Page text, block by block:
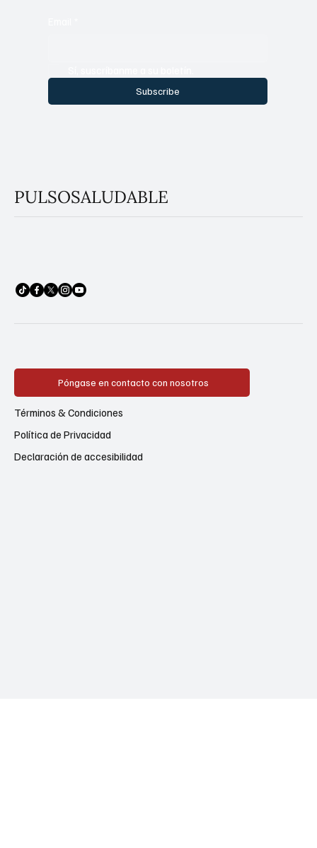
Subscribe
PULSOSALUDABLE
Póngase en contacto con nosotros
Política de Privacidad
Términos & Condiciones
Declaración de accesibilidad